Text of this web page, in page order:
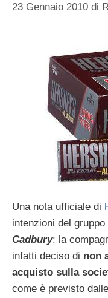
23 Gennaio 2010 di
Una nota ufficiale di
intenzioni del gruppo
Cadbury: la
infatti deciso di non
acquisto sulla
come è previsto